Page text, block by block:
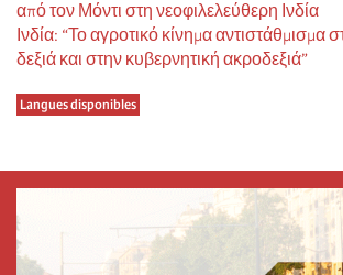
από τον Μόντι στη νεοφιλελεύθερη Ινδία
Ινδία: “Το αγροτικό κίνημα αντιστάθμισμα
δεξιά και στην κυβερνητική ακροδεξιά”
Langues disponibles